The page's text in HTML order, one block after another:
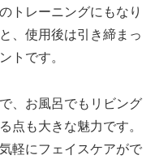
トレーニングにもなり
、使用後は引き締まっ
トです。
、お風呂でもリビング
点も大きな魅力です。
軽にフェイスケアがで